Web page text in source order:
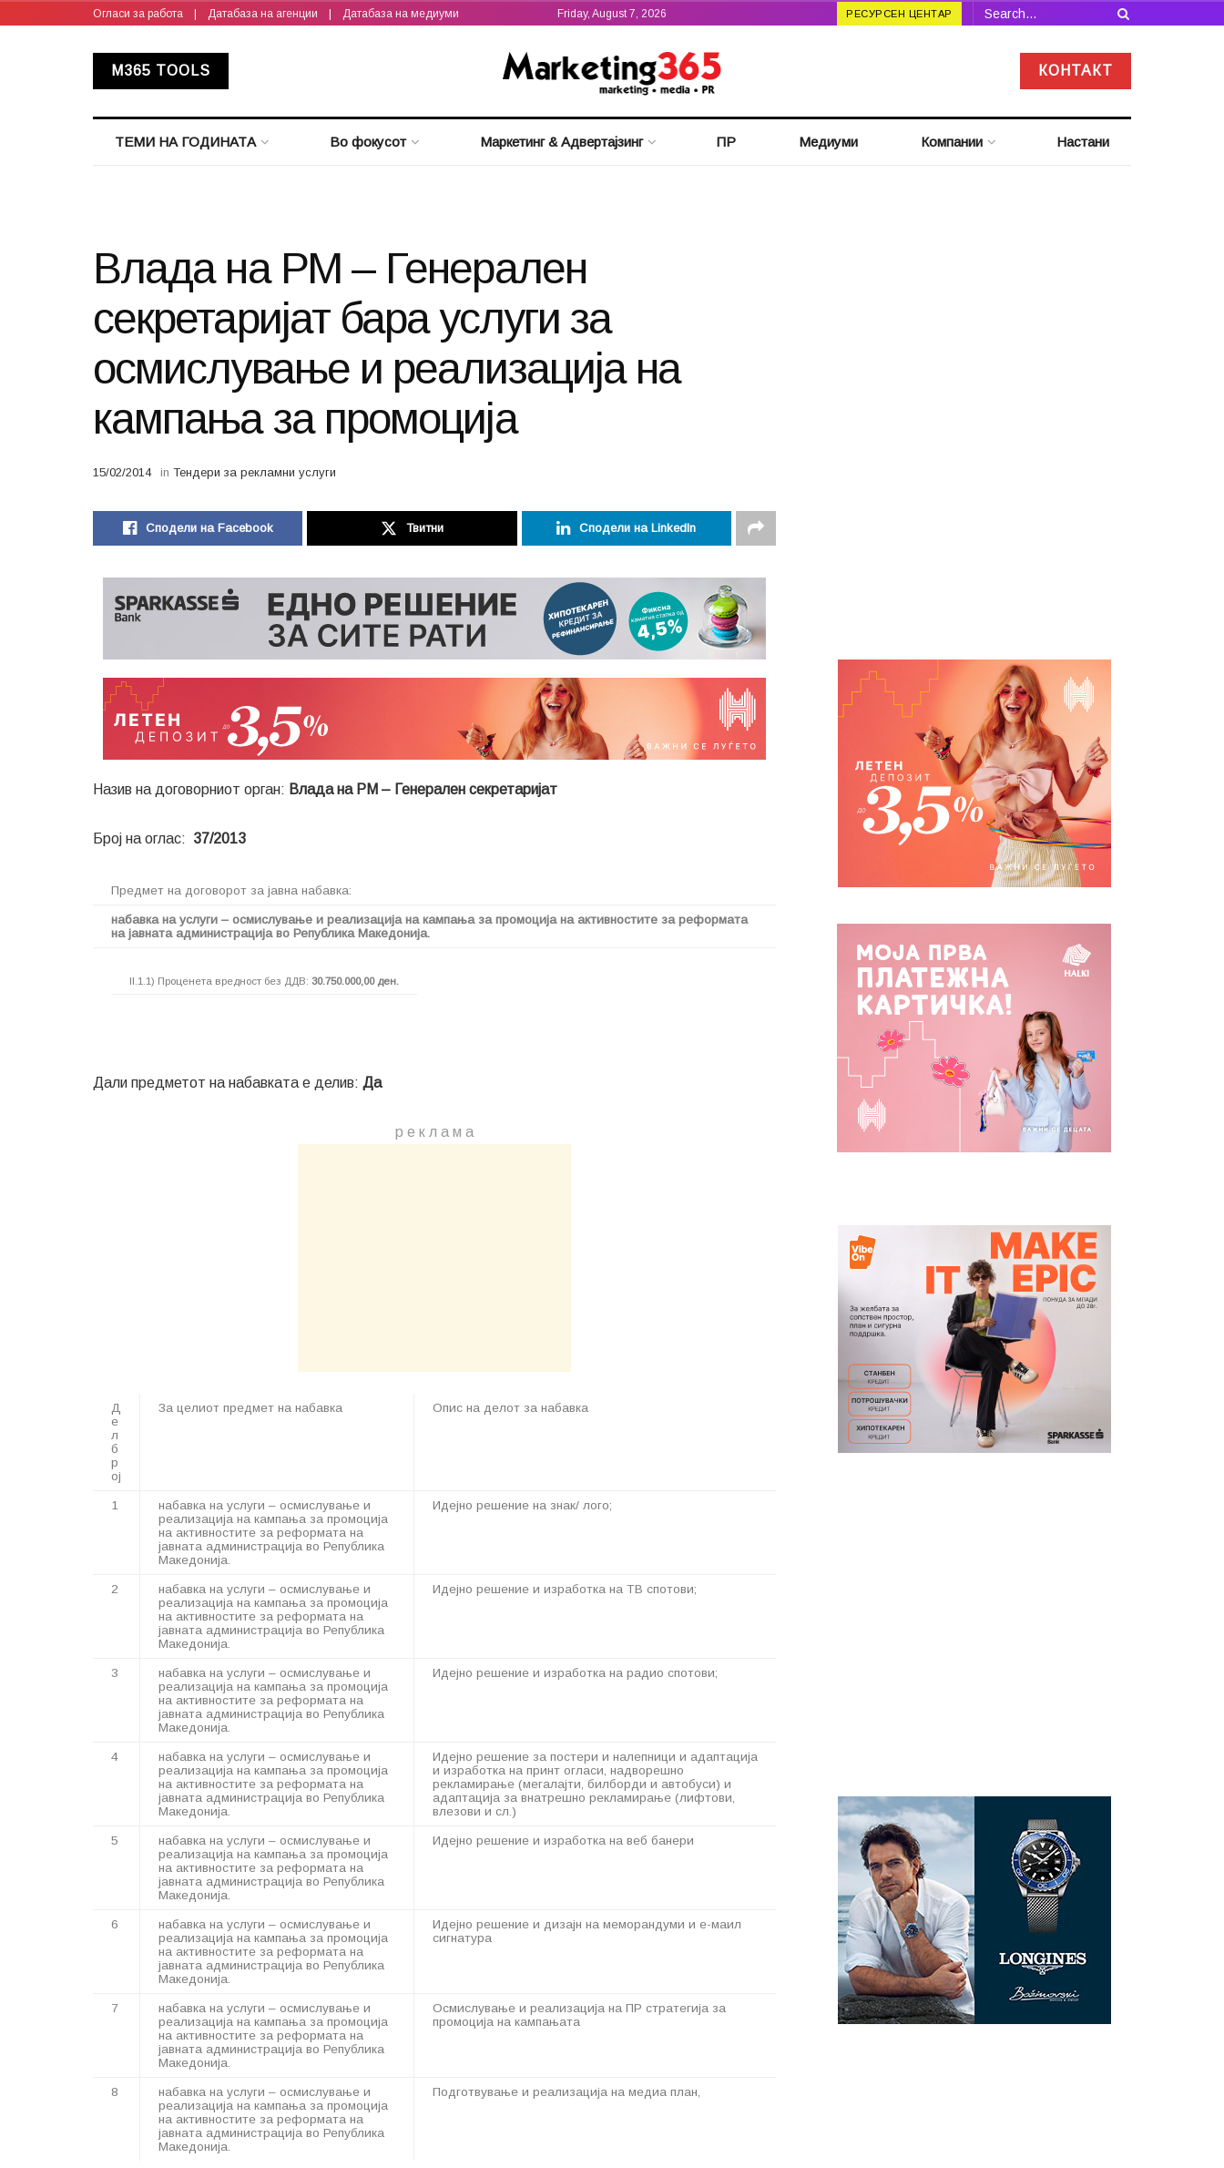
Огласи за работа Датабаза на агенции Датабаза на медиуми Friday, August 7, 2026 РЕСУРСЕН ЦЕНТАР
M365 TOOLS КОНТАКТ
ТЕМИ НА ГОДИНАТА Во фокусот Маркетинг & Адвертајзинг ПР Медиуми Компании Настани
Влада на РМ – Генерален
секретаријат бара услуги за
осмислување и реализација на
кампања за промоција
15/02/2014 in Тендери за рекламни услуги
Сподели на Facebook Твитни Сподели на LinkedIn
Назив на договорниот орган: Влада на РМ – Генерален секретаријат
Број на оглас: 37/2013
Предмет на договорот за јавна набавка:
набавка на услуги – осмислување и реализација на кампања за промоција на активностите за реформата
на јавната администрација во Република Македонија.
II.1.1) Проценета вредност без ДДВ: 30.750.000,00 ден.
Дали предметот на набавката е делив: Да
р е к л а м a
Д
е
л
б
р
ој
За целиот предмет на набавка Опис на делот за набавка
1
набавка на услуги – осмислување и
реализација на кампања за промоција
на активностите за реформата на
јавната администрација во Република
Македонија.
Идејно решение на знак/ лого;
2
набавка на услуги – осмислување и
реализација на кампања за промоција
на активностите за реформата на
јавната администрација во Република
Македонија.
Идејно решение и изработка на ТВ спотови;
3
набавка на услуги – осмислување и
реализација на кампања за промоција
на активностите за реформата на
јавната администрација во Република
Македонија.
Идејно решение и изработка на радио спотови;
4
набавка на услуги – осмислување и
реализација на кампања за промоција
на активностите за реформата на
јавната администрација во Република
Македонија.
Идејно решение за постери и налепници и адаптација
и изработка на принт огласи, надворешно
рекламирање (мегалајти, билборди и автобуси) и
адаптација за внатрешно рекламирање (лифтови,
влезови и сл.)
5
набавка на услуги – осмислување и
реализација на кампања за промоција
на активностите за реформата на
јавната администрација во Република
Македонија.
Идејно решение и изработка на веб банери
6
набавка на услуги – осмислување и
реализација на кампања за промоција
на активностите за реформата на
јавната администрација во Република
Македонија.
Идејно решение и дизајн на меморандуми и е-маил
сигнатура
7
набавка на услуги – осмислување и
реализација на кампања за промоција
на активностите за реформата на
јавната администрација во Република
Македонија.
Осмислување и реализација на ПР стратегија за
промоција на кампањата
8
набавка на услуги – осмислување и
реализација на кампања за промоција
на активностите за реформата на
јавната администрација во Република
Македонија.
Подготвување и реализација на медиа план,